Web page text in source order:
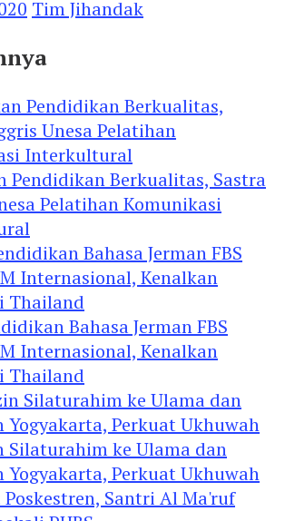
Tim Jihandak
Pendidikan Berkualitas, Sastra
Pelatihan Komunikasi
Bahasa Jerman FBS
Internasional, Kenalkan
Thailand
Silaturahim ke Ulama dan
Yogyakarta, Perkuat Ukhuwah